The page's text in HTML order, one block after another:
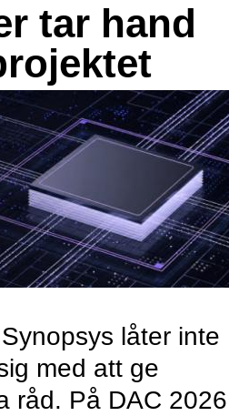
tar hand
låter inte
med att ge
råd. På DAC 2026